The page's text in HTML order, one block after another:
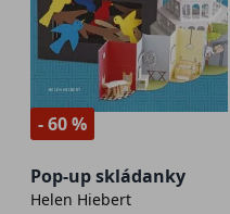
- 60 %
Pop-up skládanky
Helen Hiebert